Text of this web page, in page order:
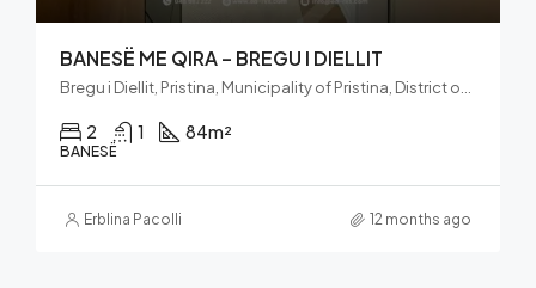
BANESË ME QIRA – BREGU I DIELLIT
Bregu i Diellit, Pristina, Municipality of Pristina, District of Prishtina, 10000, Kosovo
2 1 84m²
BANESË
Erblina Pacolli 12 months ago